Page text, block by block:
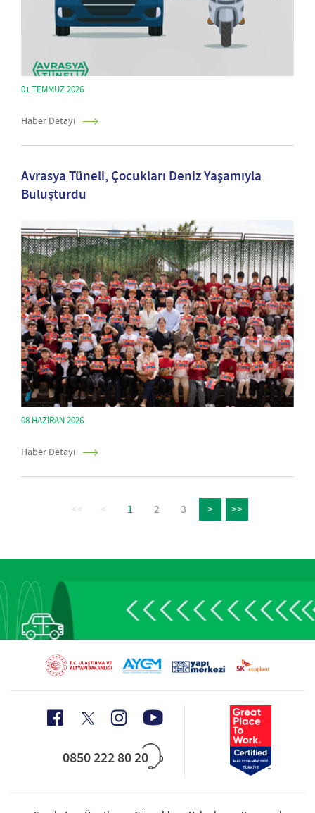
01 TEMMUZ 2026
Haber Detayı
Avrasya Tüneli, Çocukları Deniz Yaşamıyla
Buluşturdu
08 HAZIRAN 2026
Haber Detayı
<< < 1 2 3 > >>
0850 222 80 20